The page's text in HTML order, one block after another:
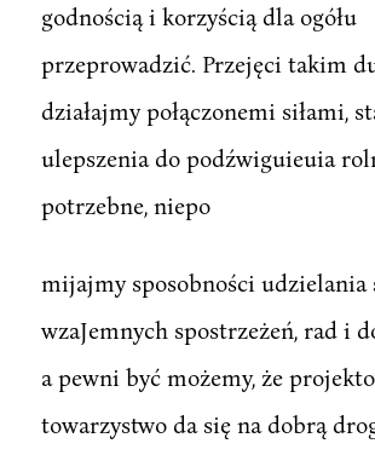
godnością i korzyścią dla ogółu
przeprowadzić. Przejęci takim
działajmy połączonemi siłami,
ulepszenia do podźwiguieuia
potrzebne, niepo
mijajmy sposobności udzielania
wzaJemnych spostrzeżeń, rad i
a pewni być możemy, że
towarzystwo da się na dobrą